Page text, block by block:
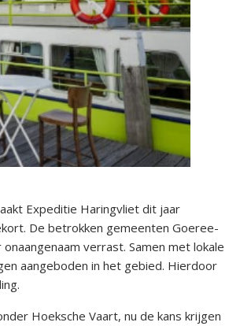
Expeditie Haringvliet dit jaar
De betrokken gemeenten Goeree-
verrast. Samen met lokale
aangeboden in het gebied. Hierdoor
Hoeksche Vaart, nu de kans krijgen